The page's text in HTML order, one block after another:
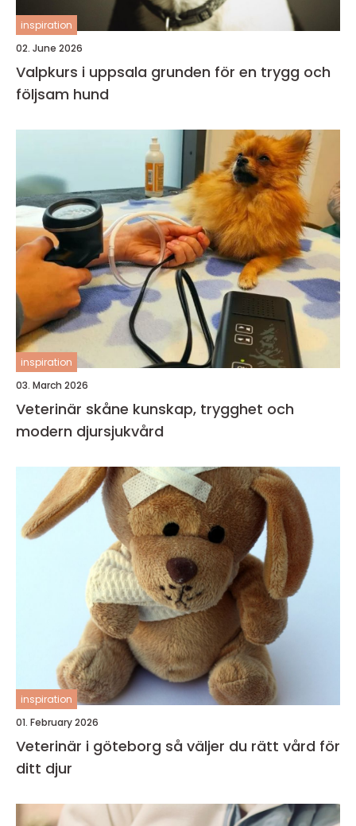
inspiration
02. June 2026
Valpkurs i uppsala grunden för en trygg och
följsam hund
inspiration
03. March 2026
Veterinär skåne kunskap, trygghet och
modern djursjukvård
inspiration
01. February 2026
Veterinär i göteborg så väljer du rätt vård för
ditt djur